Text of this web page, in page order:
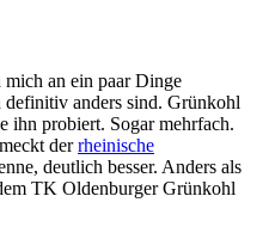
an ein paar Dinge
definitiv anders sind. Grünkohl
ihn probiert. Sogar mehrfach.
derrheinische
deutlich besser. Anders als
TK Oldenburger Grünkohl